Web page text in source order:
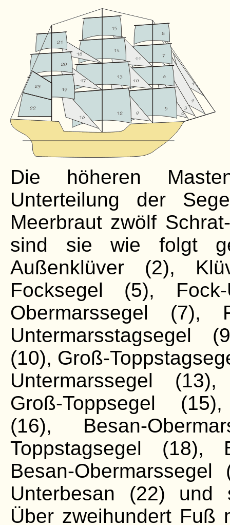
Die höheren
Unterteilung der
Meerbraut zwölf
sind sie wie folgt
Außenklüver (2),
Focksegel (5),
Obermarssegel (7),
Untermarsstagsegel
(10), Groß-
Untermarssegel
Groß-Toppsegel
(16), Besan-
Toppstagsegel (18),
Besan-
Unterbesan (22) und
Über zweihundert Fuß